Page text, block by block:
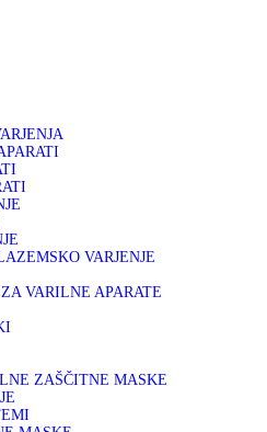
VARJENJE
VARILNE APARATE
ZAŠČITNE MASKE